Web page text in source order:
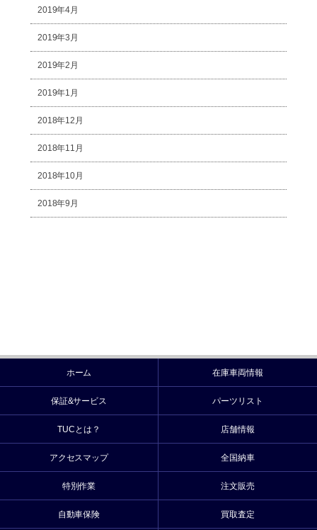
2019年4月
2019年3月
2019年2月
2019年1月
2018年12月
2018年11月
2018年10月
2018年9月
ホーム 在庫車両情報
保証&サービス パーツリスト
TUCとは？ 店舗情報
アクセスマップ 全国納車
特別作業 注文販売
自動車保険 買取査定